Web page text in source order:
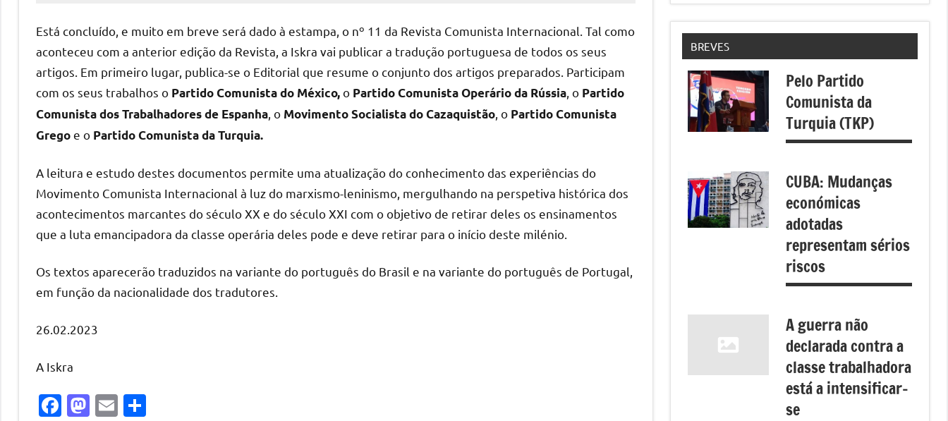
Está concluído, e muito em breve será dado à estampa, o nº 11 da Revista Comunista Internacional. Tal como
aconteceu com a anterior edição da Revista, a Iskra vai publicar a tradução portuguesa de todos os seus
artigos. Em primeiro lugar, publica-se o Editorial que resume o conjunto dos artigos preparados. Participam
com os seus trabalhos o PartidoComunista do México,o PartidoComunista Operário da Rússia , o Partido
Comunista dosTrabalhadores de Espanha , o MovimentoSocialista do Cazaquistão , o Partido Comunista
Gregoe o Partido Comunista daTurquia.
A leitura e estudo destes documentos permite uma atualização do conhecimento das experiências do
Movimento Comunista Internacional à luz do marxismo-leninismo, mergulhando na perspetiva histórica dos
acontecimentos marcantes do século XX e do século XXI com o objetivo de retirar deles os ensinamentos
que a luta emancipadora da classe operária deles pode e deve retirar para o início deste milénio.
Os textos aparecerão traduzidos na variante do português do Brasil e na variante do português de Portugal,
em função da nacionalidade dos tradutores.
26.02.2023
A Iskra
Facebook
Mastodon
Email
BREVES
Pelo Partido
Comunista da
Turquia (TKP)
CUBA: Mudanças
económicas
adotadas
representam sérios
riscos
A guerra não
declarada contra a
classe trabalhadora
está a intensificar-
se